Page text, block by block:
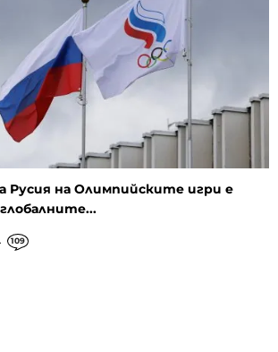
Русия на Олимпийските игри е
109